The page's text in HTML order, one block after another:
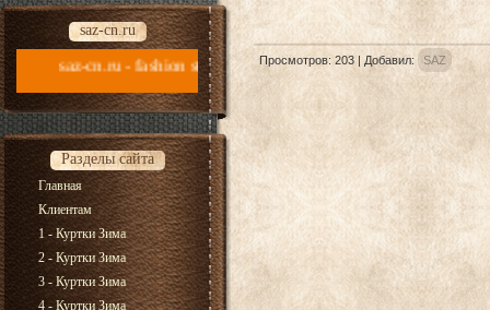
saz-cn.ru
- fashion style new collection 2026
Разделы сайта
Главная
Клиентам
1 - Куртки Зима
2 - Куртки Зима
3 - Куртки Зима
4 - Куртки Зима
Просмотров: 203 | Добавил: SAZ